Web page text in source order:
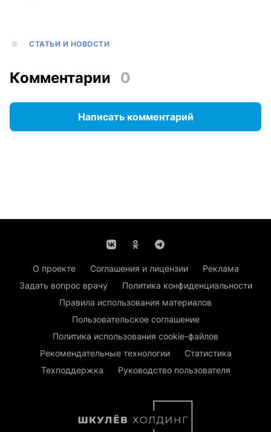
СТАТЬИ И НОВОСТИ
Комментарии 0
Написать комментарий
О проекте Соглашения и лицензии
Реклама
Задать вопрос врачу
Политика конфиденциальности
Правила использования материалов
Пользовательское соглашение
Политика использования cookie-файлов
Рекомендательные технологии
Статистика
Техподдержка
Руководство пользователя